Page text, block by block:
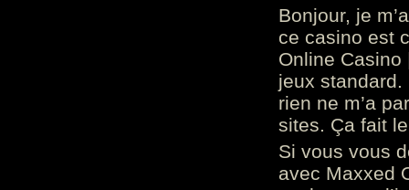
Bonjour, je
ce casino est
Online
jeux standard.
rien ne m’a
sites. Ça fait
Si vous vous
avec Maxxed